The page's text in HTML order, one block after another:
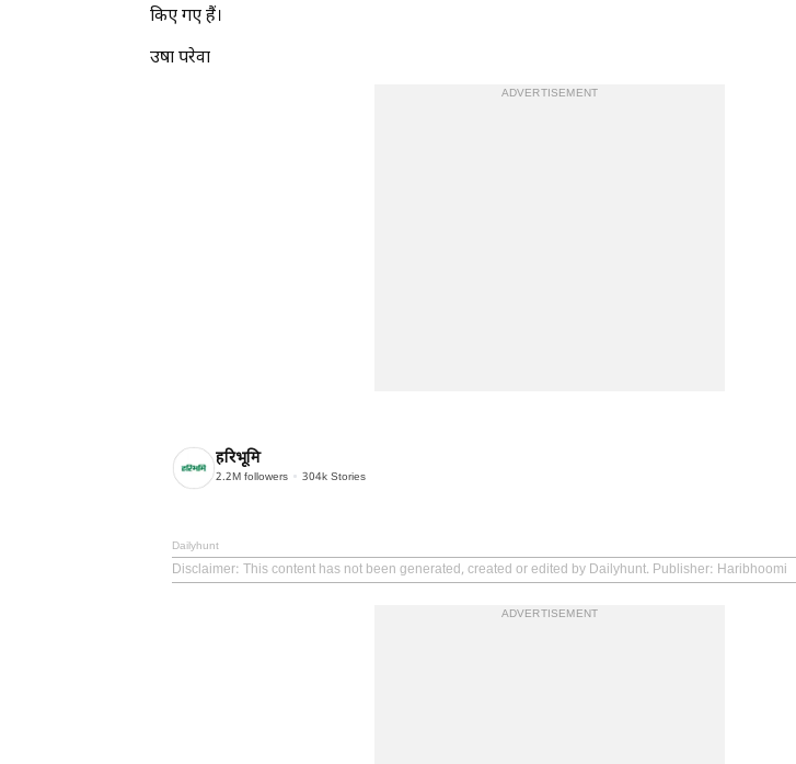
किए गए हैं।
उषा परेवा
ADVERTISEMENT
हरिभूमि
2.2M followers 304k Stories
Dailyhunt
Disclaimer: This content has not been generated, created or edited by Dailyhunt. Publisher: Haribhoomi
ADVERTISEMENT